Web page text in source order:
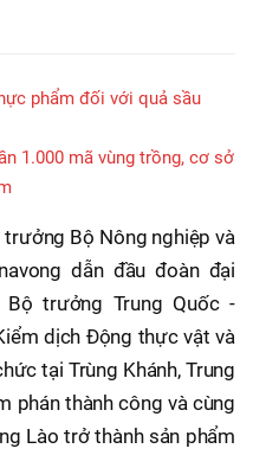
phẩm đối với quả sầu
1.000 mã vùng trồng, cơ sở
Bộ Nông nghiệp và
dẫn đầu đoàn đại
trưởng Trung Quốc -
dịch Động thực vật và
tại Trùng Khánh, Trung
phán thành công và cùng
Lào trở thành sản phẩm